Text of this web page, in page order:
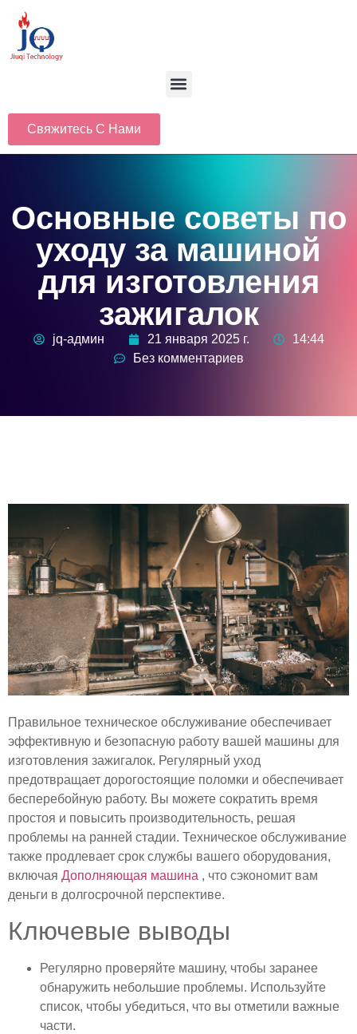
Свяжитесь С Нами
Основные советы по
уходу за машиной
для изготовления
зажигалок
jq-админ 21 января 2025 г.
14:44
Без комментариев
Правильное техническое обслуживание обеспечивает
эффективную и безопасную работу вашей машины для
изготовления зажигалок. Регулярный уход
предотвращает дорогостоящие поломки и обеспечивает
бесперебойную работу. Вы можете сократить время
простоя и повысить производительность, решая
проблемы на ранней стадии. Техническое обслуживание
также продлевает срок службы вашего оборудования,
включая Дополняющая машина , что сэкономит вам
деньги в долгосрочной перспективе.
Ключевые выводы
Регулярно проверяйте машину, чтобы заранее
обнаружить небольшие проблемы. Используйте
список, чтобы убедиться, что вы отметили важные
части.